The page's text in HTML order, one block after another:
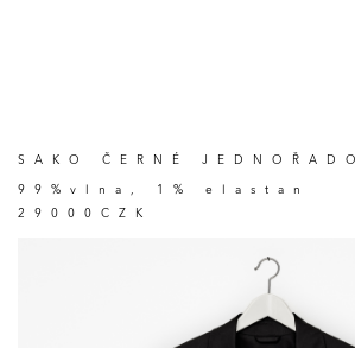
SAKO ČERNÉ
99%vlna, 1% elastan
29000CZK